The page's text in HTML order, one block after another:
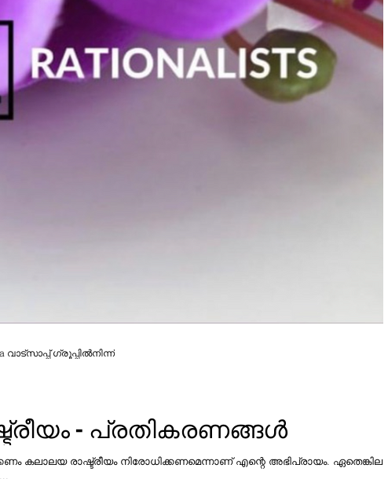
കാമ്പസ് രാഷ്ട്രീയം - പ്രതികരണങ്ങൾ
രാഷ്ട്രീയം നിരോധിക്കണമെന്നാണ് എന്റെ അഭിപ്രായം. ഏതെങ്കിലും
വാട്സാപ്പ് ഗ്രൂപ്പിൽനിന്ന്